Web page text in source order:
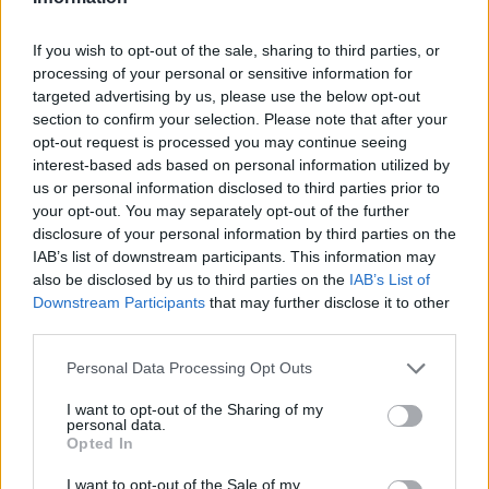
If you wish to opt-out of the sale, sharing to third parties, or
processing of your personal or sensitive information for
targeted advertising by us, please use the below opt-out
section to confirm your selection. Please note that after your
opt-out request is processed you may continue seeing
interest-based ads based on personal information utilized by
us or personal information disclosed to third parties prior to
your opt-out. You may separately opt-out of the further
disclosure of your personal information by third parties on the
IAB’s list of downstream participants. This information may
also be disclosed by us to third parties on the IAB’s List of
Downstream Participants that may further disclose it to other
Personal Data Processing Opt Outs
I want to opt-out of the Sharing of my
personal data.
Opted In
I want to opt-out of the Sale of my
Reall
En Andújar,
Andújar Jaén (I)
En Andújar,
Andújar Jaén (I
(I, detalle)
En Andújar, Jaén (II)
En Andújar, Jaén (III)
En Andújar, Jaén (VI)
En Andújar, Jaén (VII)
Descargar el documento (PDF)
La Patria agradecida 13.05.2017.pdf (PDF, 15.7 MB)
Descargar
Comparte el documento